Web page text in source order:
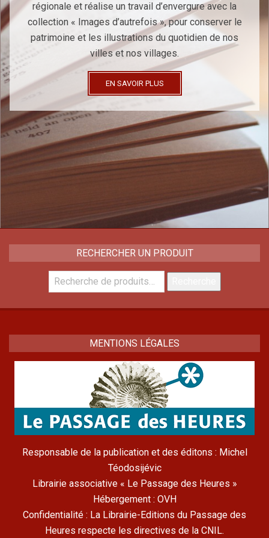
régionale et réalise un travail d’envergure avec la
collection « Images d’autrefois », pour conserver le
patrimoine et les illustrations du quotidien de nos
villes et nos villages.
EN SAVOIR PLUS
RECHERCHER UN PRODUIT
Recherche
pour :
MENTIONS LÉGALES
Responsable de la publication et des éditons : Michel
Téodosijévic
Librairie associative « Le Passage des Heures »
Hébergement : OVH
Confidentialité : La Librairie-Editions du Passage des
Heures respecte les directives de la CNIL.